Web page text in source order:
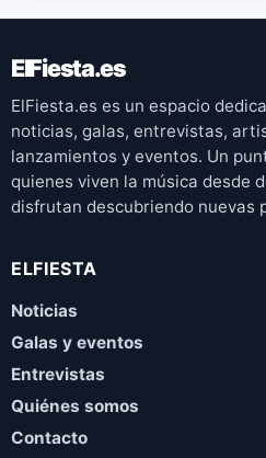
ElFiesta.es
ElFiesta.es es un espacio
noticias, galas, entrevistas,
lanzamientos y eventos. Un
quienes viven la música desde
disfrutan descubriendo nuevas
ELFIESTA
Noticias
Galas y eventos
Entrevistas
Quiénes somos
Contacto